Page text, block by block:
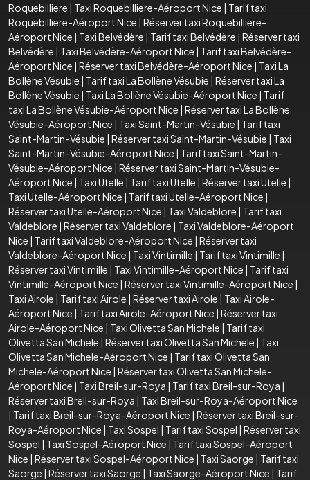
Roquebilliere | Taxi Roquebilliere-Aéroport Nice | Tarif taxi
Roquebilliere-Aéroport Nice | Réserver taxi Roquebilliere-
Aéroport Nice | Taxi Belvédère | Tarif taxi Belvédère | Réserver taxi
Belvédère | Taxi Belvédère-Aéroport Nice | Tarif taxi Belvédère-
Aéroport Nice | Réserver taxi Belvédère-Aéroport Nice | Taxi La
Bollène Vésubie | Tarif taxi La Bollène Vésubie | Réserver taxi La
Bollène Vésubie | Taxi La Bollène Vésubie-Aéroport Nice | Tarif
taxi La Bollène Vésubie-Aéroport Nice | Réserver taxi La Bollène
Vésubie-Aéroport Nice | Taxi Saint-Martin-Vésubie | Tarif taxi
Saint-Martin-Vésubie | Réserver taxi Saint-Martin-Vésubie | Taxi
Saint-Martin-Vésubie-Aéroport Nice | Tarif taxi Saint-Martin-
Vésubie-Aéroport Nice | Réserver taxi Saint-Martin-Vésubie-
Aéroport Nice | Taxi Utelle | Tarif taxi Utelle | Réserver taxi Utelle |
Taxi Utelle-Aéroport Nice | Tarif taxi Utelle-Aéroport Nice |
Réserver taxi Utelle-Aéroport Nice | Taxi Valdeblore | Tarif taxi
Valdeblore | Réserver taxi Valdeblore | Taxi Valdeblore-Aéroport
Nice | Tarif taxi Valdeblore-Aéroport Nice | Réserver taxi
Valdeblore-Aéroport Nice | Taxi Vintimille | Tarif taxi Vintimille |
Réserver taxi Vintimille | Taxi Vintimille-Aéroport Nice | Tarif taxi
Vintimille-Aéroport Nice | Réserver taxi Vintimille-Aéroport Nice |
Taxi Airole | Tarif taxi Airole | Réserver taxi Airole | Taxi Airole-
Aéroport Nice | Tarif taxi Airole-Aéroport Nice | Réserver taxi
Airole-Aéroport Nice | Taxi Olivetta San Michele | Tarif taxi
Olivetta San Michele | Réserver taxi Olivetta San Michele | Taxi
Olivetta San Michele-Aéroport Nice | Tarif taxi Olivetta San
Michele-Aéroport Nice | Réserver taxi Olivetta San Michele-
Aéroport Nice | Taxi Breil-sur-Roya | Tarif taxi Breil-sur-Roya |
Réserver taxi Breil-sur-Roya | Taxi Breil-sur-Roya-Aéroport Nice
| Tarif taxi Breil-sur-Roya-Aéroport Nice | Réserver taxi Breil-sur-
Roya-Aéroport Nice | Taxi Sospel | Tarif taxi Sospel | Réserver taxi
Sospel | Taxi Sospel-Aéroport Nice | Tarif taxi Sospel-Aéroport
Nice | Réserver taxi Sospel-Aéroport Nice | Taxi Saorge | Tarif taxi
Saorge | Réserver taxi Saorge | Taxi Saorge-Aéroport Nice | Tarif